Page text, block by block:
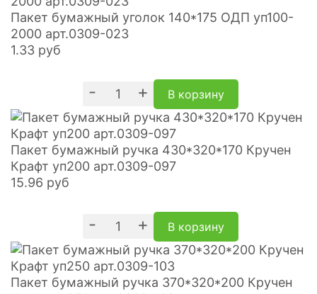
Пакет бумажный уголок 140*175 ОДП уп100-
2000 арт.0309-023
1.33 руб
- + В корзину
Пакет бумажный ручка 430*320*170 Кручен
Крафт уп200 арт.0309-097
15.96 руб
- + В корзину
Пакет бумажный ручка 370*320*200 Кручен